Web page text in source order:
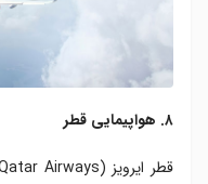
۸. هواپیمایی قطر